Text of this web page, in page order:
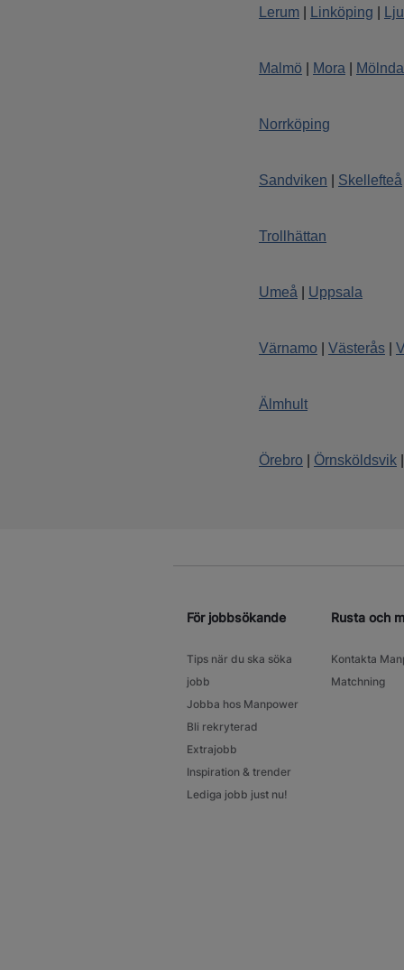
Lerum| Linköping
Malmö Mora Mölndal
Norrköping
Sandviken Skellefteå
Trollhättan
Umeå Uppsala
Värnamo Västerås|
Älmhult
Örebro Örnsköldsvik|
För jobbsökande
Tips när du ska söka
jobb
Jobba hos Manpower
Bli rekryterad
Extrajobb
Inspiration & trender
Lediga jobb just nu!
Rusta och
Kontakta
Matchning